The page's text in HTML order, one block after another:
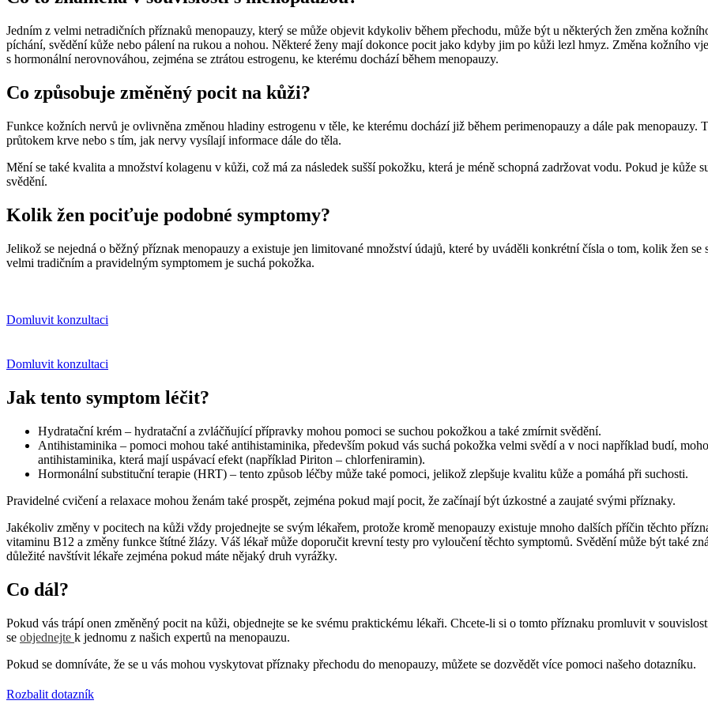
Jedním z velmi netradičních příznaků menopauzy, který se může objevit kdykoliv během přechodu, může být u některých žen změna
píchání, svědění kůže nebo pálení na rukou a nohou. Některé ženy mají dokonce pocit jako kdyby jim po kůži lezl hmyz. Změna kožního
s hormonální nerovnováhou, zejména se ztrátou estrogenu, ke kterému dochází během menopauzy.
Co způsobuje změněný pocit na kůži?
Funkce kožních nervů je ovlivněna změnou hladiny estrogenu v těle, ke kterému dochází již během perimenopauzy a dále pak menopauzy.
průtokem krve nebo s tím, jak nervy vysílají informace dále do těla.
Mění se také kvalita a množství kolagenu v kůži, což má za následek sušší pokožku, která je méně schopná zadržovat vodu. Pokud je kůže
svědění.
Kolik žen pociťuje podobné symptomy?
Jelikož se nejedná o běžný příznak menopauzy a existuje jen limitované množství údajů, které by uváděli konkrétní čísla o tom, kolik žen se
velmi tradičním a pravidelným symptomem je suchá pokožka.
Domluvit konzultaci
Domluvit konzultaci
Jak tento symptom léčit?
Hydratační krém – hydratační a zvláčňující přípravky mohou pomoci se suchou pokožkou a také zmírnit svědění.
Antihistaminika – pomoci mohou také antihistaminika, především pokud vás suchá pokožka velmi svědí a v noci například budí,
antihistaminika, která mají uspávací efekt (například Piriton – chlorfeniramin).
Hormonální substituční terapie (HRT) – tento způsob léčby může také pomoci, jelikož zlepšuje kvalitu kůže a pomáhá při suchosti.
Pravidelné cvičení a relaxace mohou ženám také prospět, zejména pokud mají pocit, že začínají být úzkostné a zaujaté svými příznaky.
Jakékoliv změny v pocitech na kůži vždy projednejte se svým lékařem, protože kromě menopauzy existuje mnoho dalších příčin těchto
vitaminu B12 a změny funkce štítné žlázy. Váš lékař může doporučit krevní testy pro vyloučení těchto symptomů. Svědění může být také
důležité navštívit lékaře zejména pokud máte nějaký druh vyrážky.
Co dál?
Pokud vás trápí onen změněný pocit na kůži, objednejte se ke svému praktickému lékaři. Chcete-li si o tomto příznaku promluvit v
se objednejte k jednomu z našich expertů na menopauzu.
Pokud se domníváte, že se u vás mohou vyskytovat příznaky přechodu do menopauzy, můžete se dozvědět více pomoci našeho dotazníku.
Rozbalit dotazník